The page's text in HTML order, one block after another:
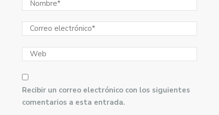
Recibir un correo electrónico con los siguientes
comentarios a esta entrada.